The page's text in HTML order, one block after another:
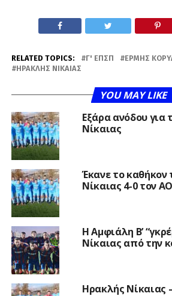
RELATED TOPICS: Γ' ΕΠΣΠ
ΕΡΜΉΣ
ΗΡΑΚΛΉΣ ΝΊΚΑΙΑΣ
YOU MAY LIKE
Εξάρα ανόδου για
Νίκαιας
Έκανε το καθήκον
Νίκαιας 4-0 τον
Η Αμφιάλη Β’
Νίκαιας από την
Ηρακλής Νίκαιας